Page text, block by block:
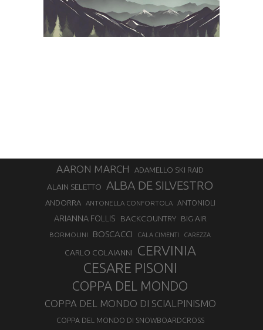
AARON MARCH ADAMELLO SKI RAID
ALAIN SELETTO ALBA DE SILVESTRO
ANDORRA ANTONELLA CONFORTOLA ANTONIOLI
ARIANNA FOLLIS BACKCOUNTRY BIG AIR
BORMOLINI BOSCACCI CALA CIMENTI CAREZZA
CARLO COLAIANNI CERVINIA
CESARE PISONI
COPPA DEL MONDO
COPPA DEL MONDO DI SCIALPINISMO
COPPA DEL MONDO DI SNOWBOARDCROSS